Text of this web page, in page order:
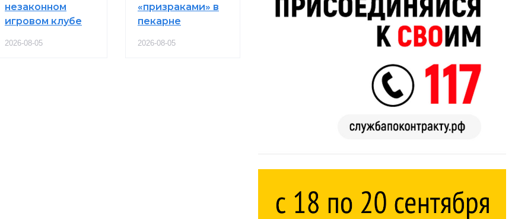
незаконном
игровом клубе
2026-08-05
«призраками» в
пекарне
2026-08-05